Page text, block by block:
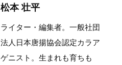
松本 壮平
ライター・編集者。一般社団
法人日本唐揚協会認定カラア
ゲニスト。生まれも育ちも